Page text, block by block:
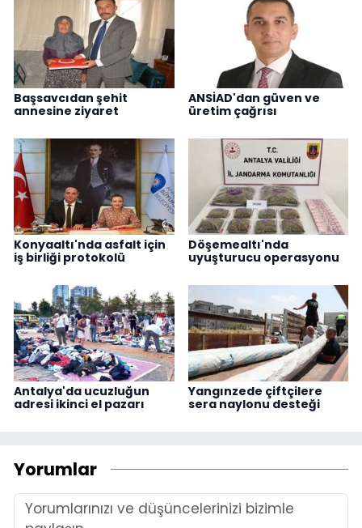
Başsavcıdan şehit
annesine ziyaret
ANSİAD'dan güven ve
üretim çağrısı
Konyaaltı'nda asfalt için
iş birliği protokolü
Döşemealtı'nda
uyuşturucu operasyonu
Antalya'da ucuzluğun
adresi ikinci el pazarı
Yangınzede çiftçilere
sera naylonu desteği
Yorumlar